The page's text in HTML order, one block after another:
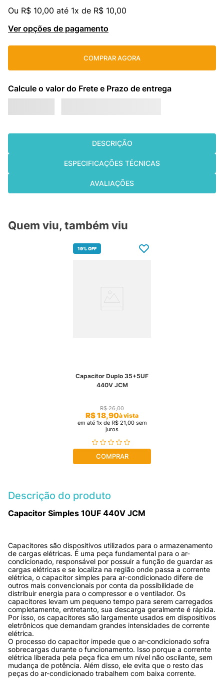
Ou R$ 10,00 até 1x de R$ 10,00
Ver opções de pagamento
COMPRAR AGORA
DESCRIÇÃO
ESPECIFICAÇÕES TÉCNICAS
AVALIAÇÕES
Quem viu, também viu
19%OFF
Capacitor Duplo 35+5UF
440V JCM
R$ 26,00
R$18,90à vista
em até 1x de R$ 21,00sem
juros
COMPRAR
Descrição do produto
Capacitor Simples 10UF 440V JCM
Capacitores são dispositivos utilizados para o armazenamento
de cargas elétricas. É uma peça fundamental para o ar-
condicionado, responsável por possuir a função de guardar as
cargas elétricas e se localiza na região onde passa a corrente
elétrica, o capacitor simples para ar-condicionado difere de
outros mais convencionais por conta da possibilidade de
distribuir energia para o compressor e o ventilador. Os
capacitores levam um pequeno tempo para serem carregados
completamente, entretanto, sua descarga geralmente é rápida.
Por isso, os capacitores são largamente usados em dispositivos
eletrônicos que demandam grandes intensidades de corrente
elétrica.
O processo do capacitor impede que o ar-condicionado sofra
sobrecargas durante o funcionamento. Isso porque a corrente
elétrica liberada pela peça fica em um nível não oscilante, sem
mudança de potência. Além disso, ele evita que o resto das
peças do ar-condicionado trabalhem com baixa corrente.
9º cassete
10º fujitsu